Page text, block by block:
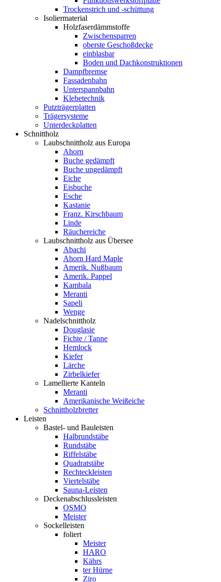
Trockenstrich und -schüttung
Isoliermaterial
Holzfaserdämmstoffe
Zwischensparren
oberste Geschoßdecke
einblasbar
Boden und Dachkonstruktionen
Dampfbremse
Fassadenbahn
Unterspannbahn
Klebetechnik
Putzträgerplatten
Trägersysteme
Unterdeckplatten
Schnittholz
Laubschnittholz aus Europa
Ahorn
Buche gedämpft
Buche ungedämpft
Eiche
Eisbuche
Esche
Kastanie
Franz. Kirschbaum
Linde
Räuchereiche
Laubschnittholz aus Übersee
Abachi
Ahorn Hard Maple
Amerik. Nußbaum
Amerik. Pappel
Kambala
Meranti
Sapeli
Wenge
Nadelschnittholz
Douglasie
Fichte / Tanne
Hemlock
Kiefer
Lärche
Zirbelkiefer
Lamellierte Kanteln
Meranti
Amerikanische Weißeiche
Schnittholzbretter
Leisten
Bastel- und Bauleisten
Halbrundstäbe
Rundstäbe
Riffelstäbe
Quadratstäbe
Rechteckleisten
Viertelstäbe
Sauna-Leisten
Deckenabschlussleisten
OSMO
Meister
Sockelleisten
foliert
Meister
HARO
Kährs
ter Hürne
Ziro